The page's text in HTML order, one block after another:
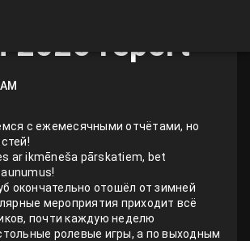
2026 report
с ежемесячными отчётами, но
ar ikmēneša pārskatiem, bet
окончательно отошёл от зимней
мероприятия приходит всё
почти каждую неделю
ролевые игры, а по выходным